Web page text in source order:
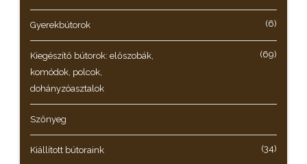
Gyerekbútorok (6)
Kiegészítő bútorok: előszobák,
komódok, polcok,
dohányzóasztalok
(69)
Szőnyeg
Kiállított bútoraink (34)